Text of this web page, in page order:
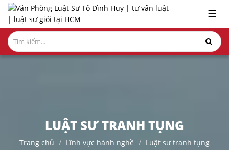
x
GIỚI
THIỆU
CỨU-
☰
LUẬT SƯ TRANH TỤNG
Trang chủ Lĩnh vực hành nghề Luật sư tranh tụng